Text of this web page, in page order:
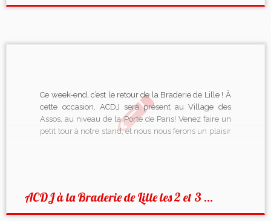
Ce week-end, c’est le retour de la Braderie de Lille ! À
cette occasion, ACDJ sera présent au Village des
Assos, au niveau de la Porte de Paris! Venez faire un
petit tour à notre stand, et nous nous ferons un plaisir
ACDJ à la Braderie de Lille les 2 et 3 ...